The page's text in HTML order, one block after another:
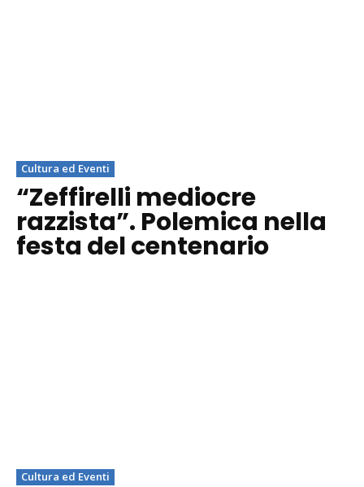
Cultura ed Eventi
“Zeffirelli mediocre
razzista”. Polemica nella
festa del centenario
Cultura ed Eventi